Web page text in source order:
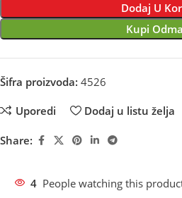
Dodaj U
Kupi
Šifra proizvoda: 4526
Uporedi Dodaj u listu želja
Share:
4 People watching this